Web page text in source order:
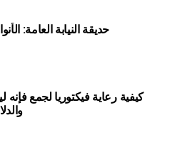
حديقة النيابة العامة:
كيفية رعاية فيكتوريا لجمع